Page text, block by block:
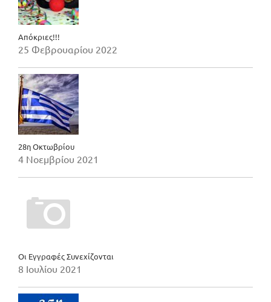
Απόκριες!!!
25 Φεβρουαρίου 2022
28η Οκτωβρίου
4 Νοεμβρίου 2021
Οι Εγγραφές Συνεχίζονται
8 Ιουλίου 2021